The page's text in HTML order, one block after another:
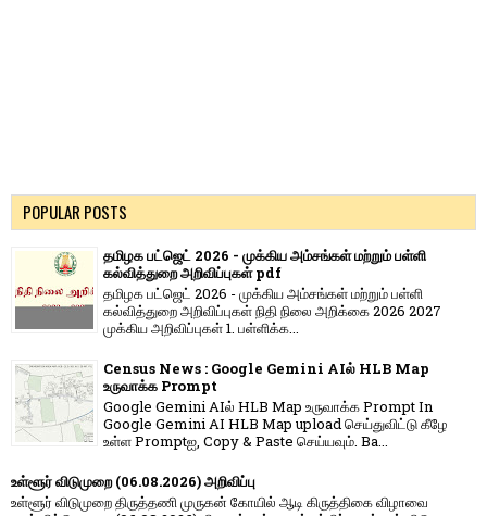
POPULAR POSTS
தமிழக பட்ஜெட் 2026 - முக்கிய அம்சங்கள் மற்றும் பள்ளி
கல்வித்துறை அறிவிப்புகள் pdf
தமிழக பட்ஜெட் 2026 - முக்கிய அம்சங்கள் மற்றும் பள்ளி
கல்வித்துறை அறிவிப்புகள் நிதி நிலை அறிக்கை 2026 2027
முக்கிய அறிவிப்புகள் 1. பள்ளிக்க...
Census News : Google Gemini AIல் HLB Map
உருவாக்க Prompt
Google Gemini AIல் HLB Map உருவாக்க Prompt In
Google Gemini AI HLB Map upload செய்துவிட்டு கீழே
உள்ள Promptஐ, Copy & Paste செய்யவும். Ba...
உள்ளூர் விடுமுறை (06.08.2026) அறிவிப்பு
உள்ளூர் விடுமுறை திருத்தணி முருகன் கோயில் ஆடி கிருத்திகை விழாவை